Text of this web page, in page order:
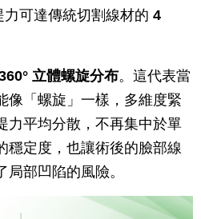
可達傳統切割線材的 4
立體螺旋分布。這代表當
像「螺旋」一樣，多維度緊
力平均分散，不再集中於單
穩定度，也讓術後的臉部線
部凹陷的風險。